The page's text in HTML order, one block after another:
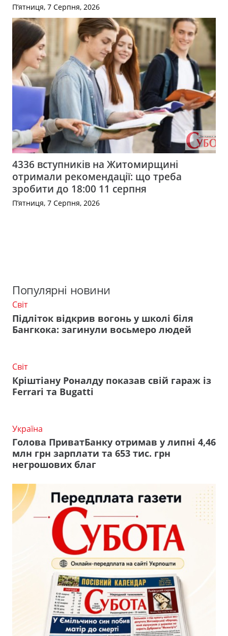
П’ятниця, 7 Серпня, 2026
4336 вступників на Житомирщині
отримали рекомендації: що треба
зробити до 18:00 11 серпня
П’ятниця, 7 Серпня, 2026
Популярні новини
Світ
Підліток відкрив вогонь у школі біля
Бангкока: загинули восьмеро людей
Світ
Кріштіану Роналду показав свій гараж із
Ferrari та Bugatti
Україна
Голова ПриватБанку отримав у липні 4,46
млн грн зарплати та 653 тис. грн
негрошових благ